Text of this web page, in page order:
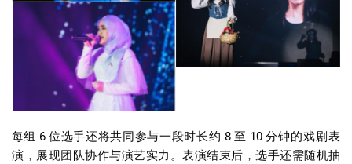
每组 6 位选手还将共同参与一段时长约 8 至 10 分钟的戏剧表
演，展现团队协作与演艺实力。表演结束后，选手还需随机抽